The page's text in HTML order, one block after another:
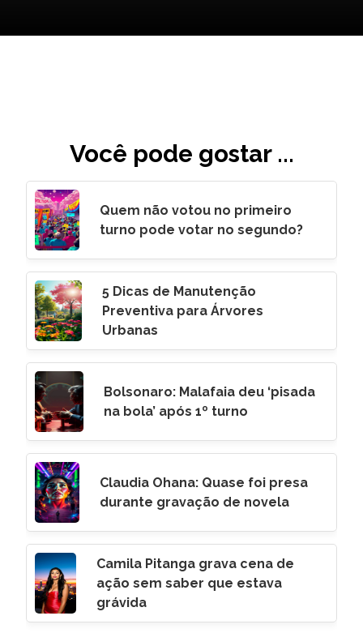
Você pode gostar ...
Quem não votou no primeiro
turno pode votar no segundo?
5 Dicas de Manutenção
Preventiva para Árvores
Urbanas
Bolsonaro: Malafaia deu ‘pisada
na bola’ após 1º turno
Claudia Ohana: Quase foi presa
durante gravação de novela
Camila Pitanga grava cena de
ação sem saber que estava
grávida